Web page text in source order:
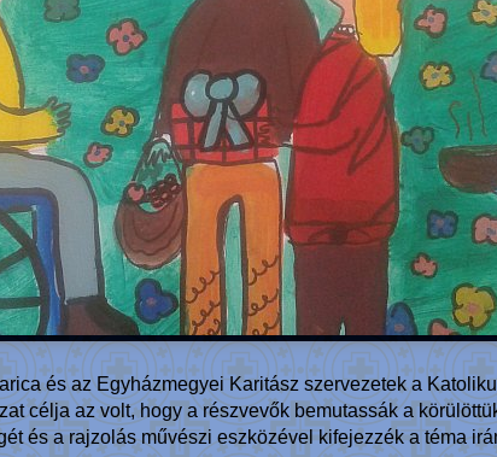
és az Egyházmegyei Karitász szervezetek a
célja az volt, hogy a részvevők bemutassák a
és a rajzolás művészi eszközével kifejezzék a téma